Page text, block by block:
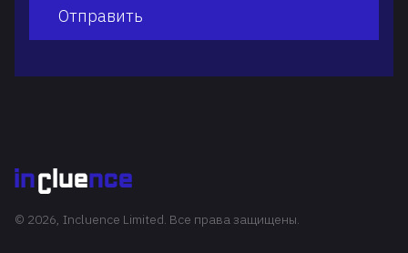
Отправить
© 2026, Incluence Limited. Все права защищены.